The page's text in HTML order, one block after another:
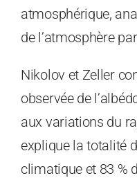
atmosphérique,
de l’atmosphère
Nikolov et Zeller
observée de
aux variations du
explique la totalité
climatique et 83 %